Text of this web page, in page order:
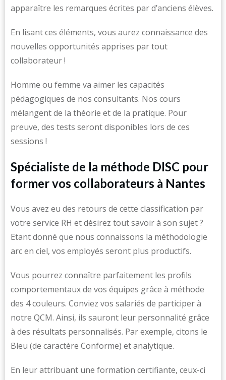
apparaître les remarques écrites par d’anciens élèves.
En lisant ces éléments, vous aurez connaissance des
nouvelles opportunités apprises par tout
collaborateur !
Homme ou femme va aimer les capacités
pédagogiques de nos consultants. Nos cours
mélangent de la théorie et de la pratique. Pour
preuve, des tests seront disponibles lors de ces
sessions !
Spécialiste de la méthode DISC pour
former vos collaborateurs à Nantes
Vous avez eu des retours de cette classification par
votre service RH et désirez tout savoir à son sujet ?
Etant donné que nous connaissons la méthodologie
arc en ciel, vos employés seront plus productifs.
Vous pourrez connaître parfaitement les profils
comportementaux de vos équipes grâce à méthode
des 4 couleurs. Conviez vos salariés de participer à
notre QCM. Ainsi, ils sauront leur personnalité grâce
à des résultats personnalisés. Par exemple, citons le
Bleu (de caractère Conforme) et analytique.
En leur attribuant une formation certifiante, ceux-ci